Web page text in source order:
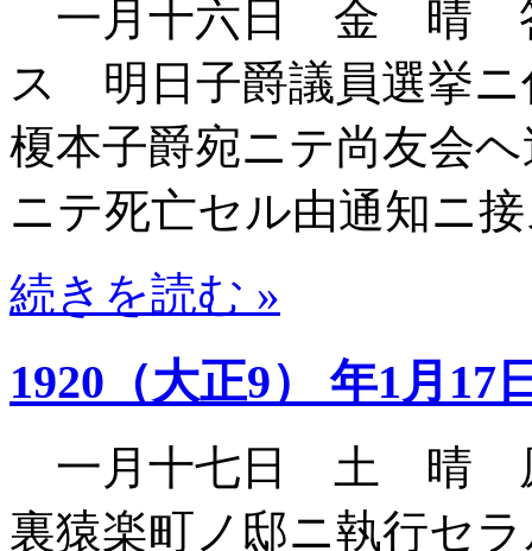
一月十六日 金 晴 答
ス 明日子爵議員選挙ニ
榎本子爵宛ニテ尚友会
ニテ死亡セル由通知ニ
続きを読む »
1920（大正9） 年1月17
一月十七日 土 晴 原
裏猿楽町ノ邸ニ執行